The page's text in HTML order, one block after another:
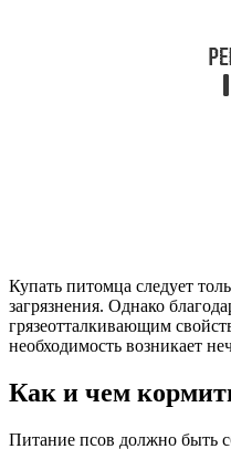
Купать питомца следует
загрязнения. Однако
грязеотталкивающим
необходимость возникает
Как и чем
Питание псов должно быть